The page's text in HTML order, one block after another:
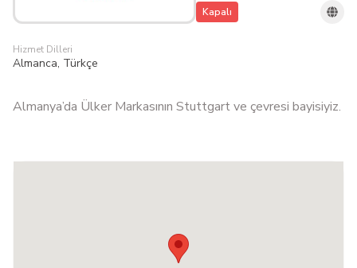
Kapalı
Hizmet Dilleri
Almanca, Türkçe
Almanya’da Ülker Markasının Stuttgart ve çevresi bayisiyiz.